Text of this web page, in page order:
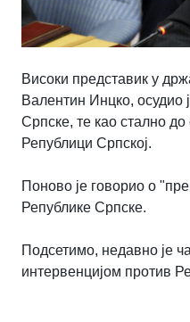
Високи представик у
Валентин Инцко, осудио
Српске, те као стално
Републици Српској.
Поново је говорио о
Републике Српске.
Подсетимо, недавно је
интервенцијом против